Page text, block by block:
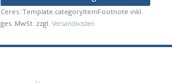
Ceres::Template.categoryItemFootnote inkl.
ges. MwSt. zzgl.Versandkosten